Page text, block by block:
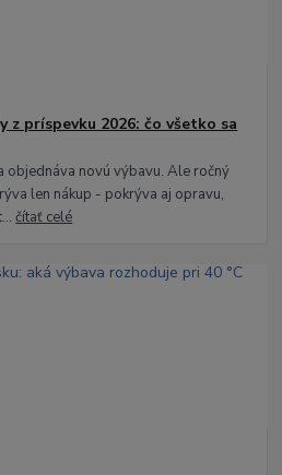
z príspevku 2026: čo všetko sa
objednáva novú výbavu. Ale ročný
len nákup - pokrýva aj opravu,
čítať celé